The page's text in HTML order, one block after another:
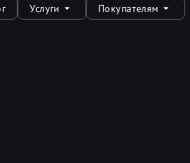
Услуги Покупателям